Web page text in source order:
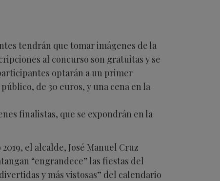
tendrán que tomar imágenes de la
al concurso son gratuitas y se
optarán a un primer
de 30 euros, y una cena en la
finalistas, que se expondrán en la
el alcalde, José Manuel Cruz
“engrandece” las fiestas del
y más vistosas” del calendario